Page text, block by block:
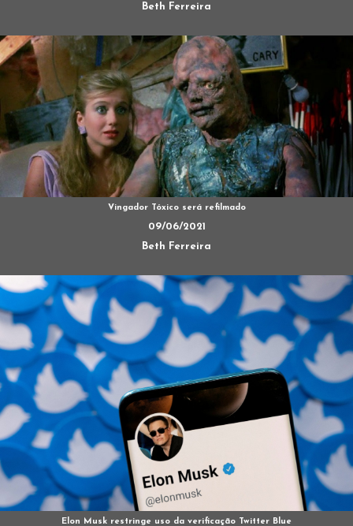
Beth Ferreira
Vingador Tóxico será refilmado
09/06/2021
Beth Ferreira
Elon Musk restringe uso da verificação Twitter Blue